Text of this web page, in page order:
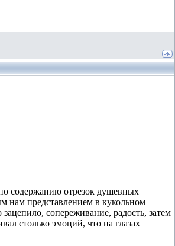
содержанию отрезок душевных
нам представлением в кукольном
сопереживание, радость, затем
столько эмоций, что на глазах